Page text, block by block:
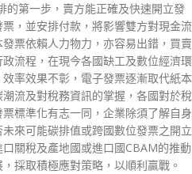
的第一步，賣方能正確及快速開立發
，並安排付款，將影響雙方對現金流
票依賴人力物力，亦容易出錯，買賣
流程，在現今各國缺工及數位經濟環
率效果不彰，電子發票逐漸取代紙本
流及對稅務資訊的掌握，各國對於稅
標準化有志一同，企業除須了解自身
來可能碳排值或跨國數位發票之開立
關稅及產地國或進口國CBAM的推動
採取積極應對策略，以順利贏戰。